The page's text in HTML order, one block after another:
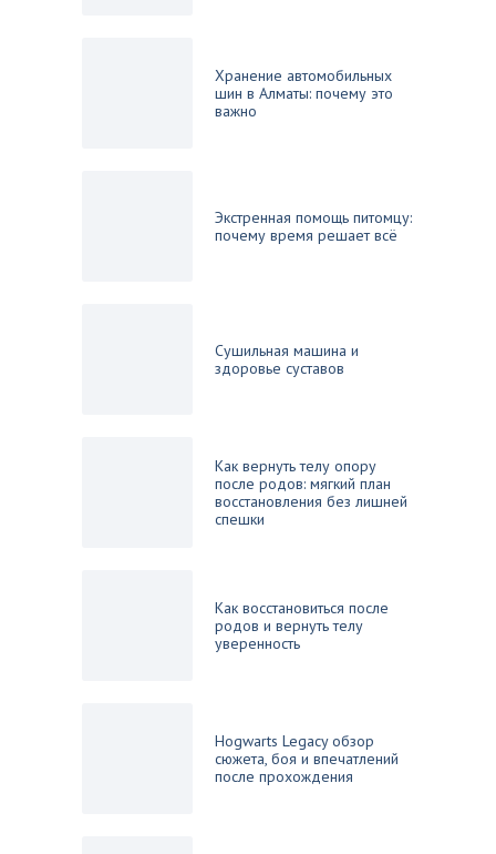
Хранение автомобильных
шин в Алматы: почему это
важно
Экстренная помощь питомцу:
почему время решает всё
Сушильная машина и
здоровье суставов
Как вернуть телу опору
после родов: мягкий план
восстановления без лишней
спешки
Как восстановиться после
родов и вернуть телу
уверенность
Hogwarts Legacy обзор
сюжета, боя и впечатлений
после прохождения